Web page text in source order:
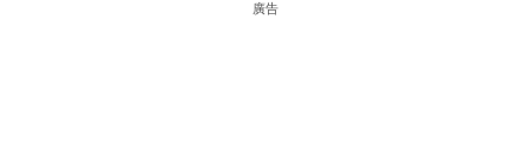
廣告